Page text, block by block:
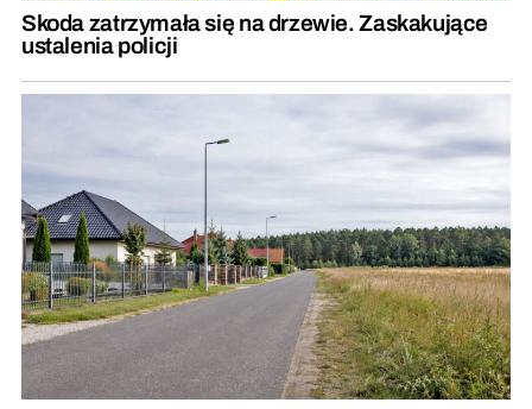
Skoda zatrzymała się na drzewie. Zaskakujące
ustalenia policji